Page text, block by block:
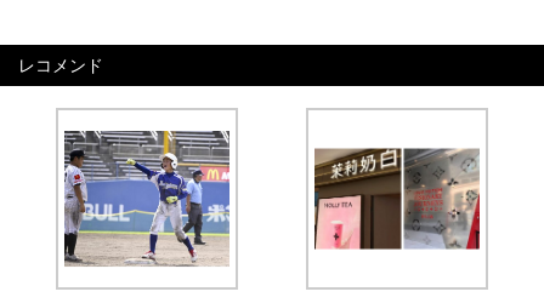
レコメンド